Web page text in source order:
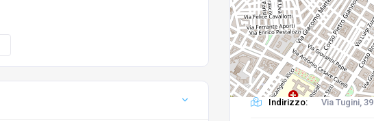
Indirizzo: Via Tugini, 39